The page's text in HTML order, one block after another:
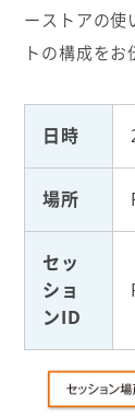
ーストアの使
トの構成をお
日時
場所
セッ
ショ
ンID